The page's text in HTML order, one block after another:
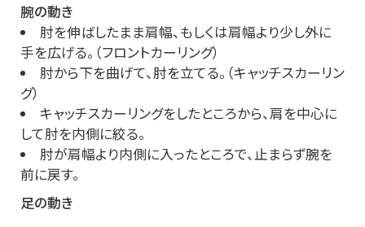
腕の動き
肘を伸ばしたまま肩幅、もしくは肩幅より少し外に
手を広げる。（フロントカーリング）
肘から下を曲げて、肘を立てる。（キャッチスカーリン
グ）
キャッチスカーリングをしたところから、肩を中心に
して肘を内側に絞る。
肘が肩幅より内側に入ったところで、止まらず腕を
前に戻す。
足の動き